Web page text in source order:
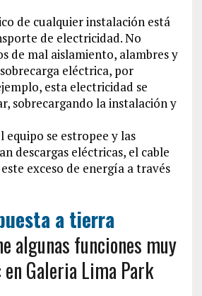
de cualquier instalación está
de electricidad. No
de mal aislamiento, alambres y
eléctrica, por
esta electricidad se
sobrecargando la instalación y
equipo se estropee y las
descargas eléctricas, el cable
exceso de energía a través
a tierra
algunas funciones muy
Galeria Lima Park